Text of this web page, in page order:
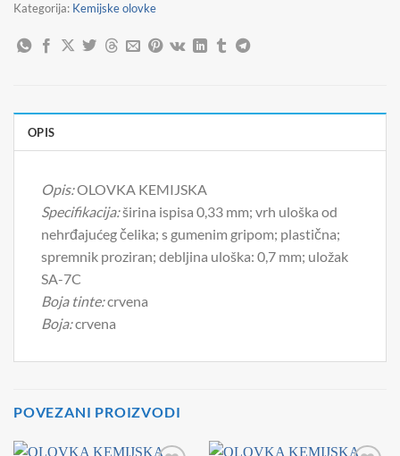
Kategorija: Kemijske olovke
OPIS
Opis:OLOVKA KEMIJSKA
Specifikacija:širina ispisa 0,33 mm; vrh uloška od
nehrđajućeg čelika; s gumenim gripom; plastična;
spremnik proziran; debljina uloška: 0,7 mm; uložak
SA-7C
Boja tinte:crvena
Boja:crvena
POVEZANI PROIZVODI